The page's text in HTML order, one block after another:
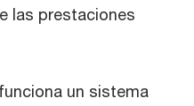
las prestaciones
un sistema